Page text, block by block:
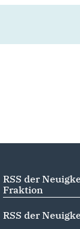
RSS der
Fraktion
RSS der